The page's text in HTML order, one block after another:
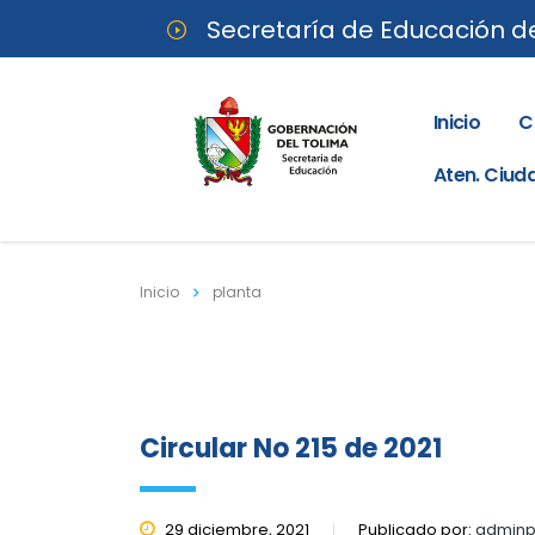
Secretaría de Educación
Inicio
Aten.
Inicio planta
Circular No 215 de 2021
29 diciembre, 2021 Publicado por: